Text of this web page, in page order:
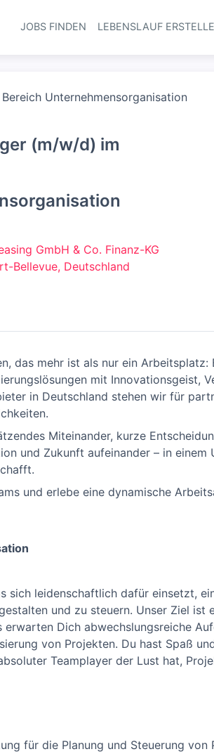
JOBS FINDEN LEBENSLAUF
Unternehmensorganisation
(m/w/d) im
GmbH & Co. Finanz-KG
Bellevue, Deutschland
das mehr ist als nur ein
mit Innovationsgeist,
in Deutschland stehen wir für
Miteinander, kurze
und Zukunft aufeinander – in
und erlebe eine dynamische
sich leidenschaftlich dafür einsetzt,
und zu steuern. Unser Ziel ist
erwarten Dich abwechslungsreiche
von Projekten. Du hast Spaß
Teamplayer der Lust hat,
für die Planung und Steuerung